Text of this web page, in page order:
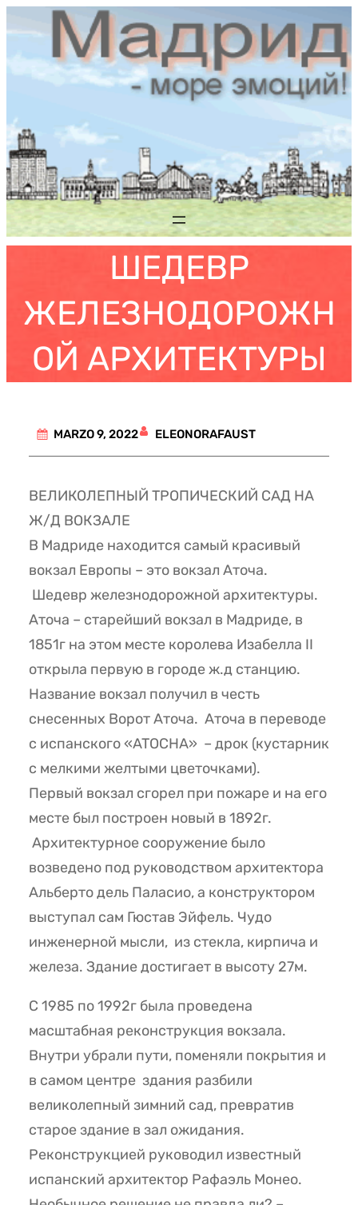
contenido
ШЕДЕВР
ЖЕЛЕЗНОДОРОЖН
ОЙ АРХИТЕКТУРЫ
MARZO 9, 2022 ELEONORAFAUST
ВЕЛИКОЛЕПНЫЙ ТРОПИЧЕСКИЙ САД НА
Ж/Д ВОКЗАЛЕ
В Мадриде находится самый красивый
вокзал Европы – это вокзал Аточа.
Шедевр железнодорожной архитектуры.
Аточа – старейший вокзал в Мадриде, в
1851г на этом месте королева Изабелла II
открыла первую в городе ж.д станцию.
Название вокзал получил в честь
снесенных Ворот Аточа. Аточа в переводе
с испанского «ATOCHA» – дрок (кустарник
с мелкими желтыми цветочками).
Первый вокзал сгорел при пожаре и на его
месте был построен новый в 1892г.
Архитектурное сооружение было
возведено под руководством архитектора
Альберто дель Паласио, а конструктором
выступал сам Гюстав Эйфель. Чудо
инженерной мысли, из стекла, кирпича и
железа. Здание достигает в высоту 27м.
C 1985 по 1992г была проведена
масштабная реконструкция вокзала.
Внутри убрали пути, поменяли покрытия и
в самом центре здания разбили
великолепный зимний сад, превратив
старое здание в зал ожидания.
Реконструкцией руководил известный
испанский архитектор Рафаэль Монео.